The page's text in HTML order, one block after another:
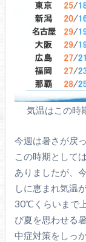
気温はこの時
今週は暑さが戻
この時期として
ありましたが、
しに恵まれ気温
30℃くらいまで
び夏を思わせる
中症対策をしっ